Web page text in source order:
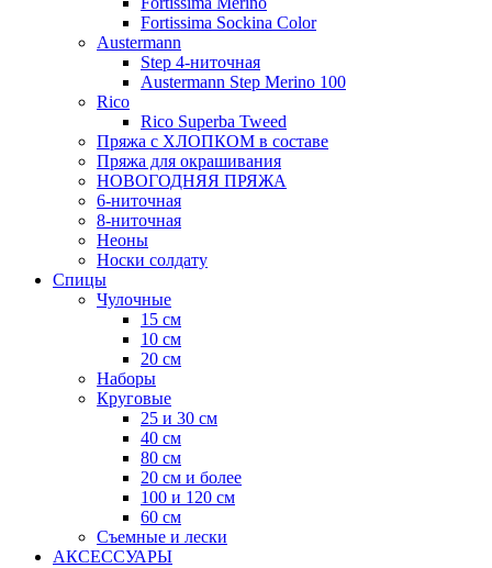
Fortissima Sockina Color
Austermann
Step 4-ниточная
Austermann Step Merino 100
Rico
Rico Superba Tweed
Пряжа с ХЛОПКОМ в составе
Пряжа для окрашивания
НОВОГОДНЯЯ ПРЯЖА
6-ниточная
8-ниточная
Неоны
Носки солдату
Спицы
Чулочные
15 см
10 см
20 см
Наборы
Круговые
25 и 30 см
40 см
80 см
20 см и более
100 и 120 см
60 см
Съемные и лески
АКСЕССУАРЫ